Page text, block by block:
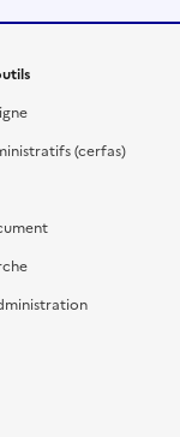
(cerfas)